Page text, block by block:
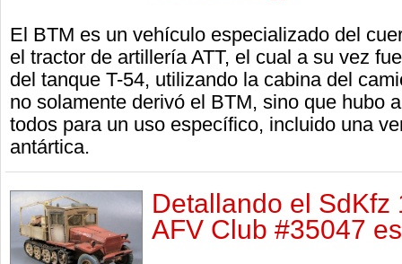
El BTM es un vehículo especializado del
el tractor de artillería ATT, el cual a su vez
del tanque T-54, utilizando la cabina del
no solamente derivó el BTM, sino que hubo
todos para un uso específico, incluido una
antártica.
Detallando el SdKfz
AFV Club #35047